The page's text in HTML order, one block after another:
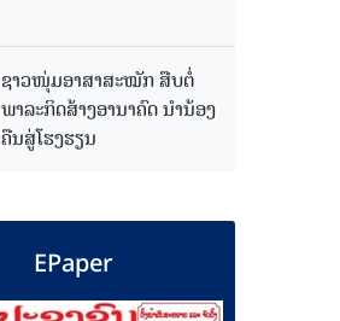
ຊາວໜຸ່ມອາສາສະໝັກ ສືບຕໍ່
ພາລະກິດສ້າງອານາຄົດ ນໍານ້ອງ
ຄືນສູ່ໂຮງຮຽນ
EPaper